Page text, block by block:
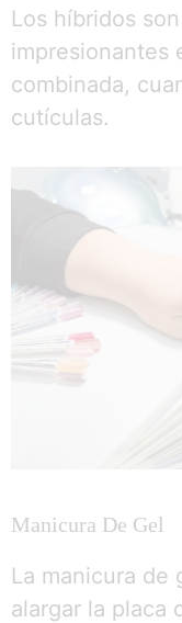
Los híbridos
impresionantes
combinada,
cutículas.
Manicura De Gel
La manicura de
alargar la placa